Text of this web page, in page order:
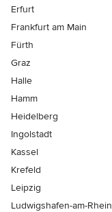
Erfurt
Frankfurt am Main
Fürth
Graz
Halle
Hamm
Heidelberg
Ingolstadt
Kassel
Krefeld
Leipzig
Ludwigshafen-am-Rhein